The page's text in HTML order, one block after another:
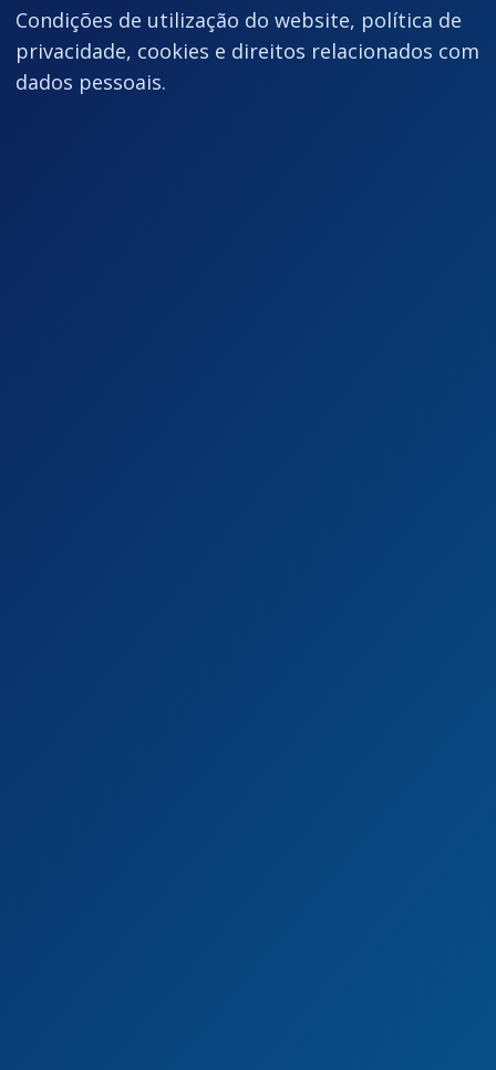
Condições de utilização do website, política de
privacidade, cookies e direitos relacionados com
dados pessoais.